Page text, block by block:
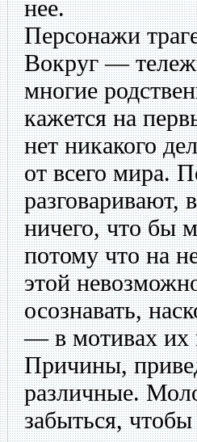
нее.
Персонажи
Вокруг —
многие
кажется на
нет никакого
от всего мира.
разговаривают,
ничего, что бы
потому что на
этой
осознавать,
— в мотивах их
Причины,
различные.
забыться,